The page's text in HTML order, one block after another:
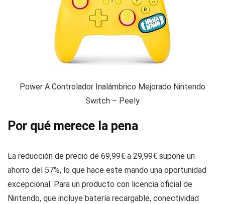
Power A Controlador Inalámbrico Mejorado Nintendo
Switch – Peely
Por qué merece la pena
La reducción de precio de 69,99€ a 29,99€ supone un
ahorro del 57%, lo que hace este mando una oportunidad
excepcional. Para un producto con licencia oficial de
Nintendo, que incluye batería recargable, conectividad